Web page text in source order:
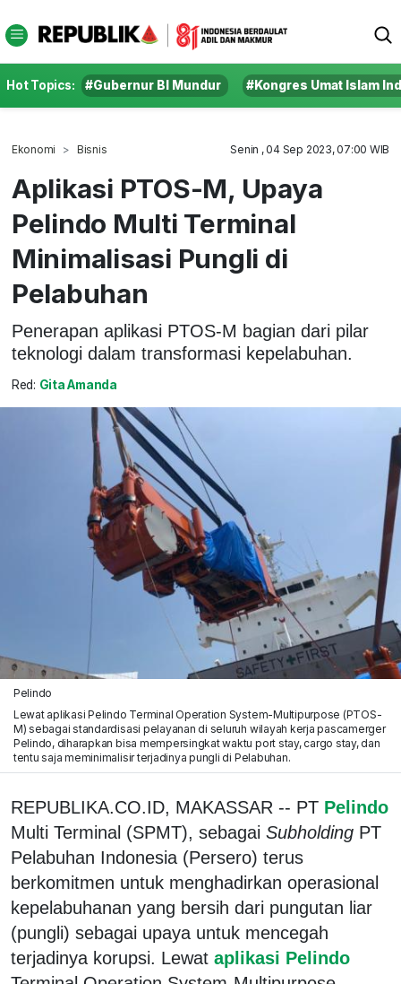
Hot Topics: #Gubernur BI Mundur #Kongres Umat Islam
Ekonomi Bisnis Senin , 04 Sep 2023, 07:00 WIB
Aplikasi PTOS-M, Upaya
Pelindo Multi Terminal
Minimalisasi Pungli di
Pelabuhan
Penerapan aplikasi PTOS-M bagian dari pilar
teknologi dalam transformasi kepelabuhan.
Red: Gita Amanda
Pelindo
Lewat aplikasi Pelindo Terminal Operation System-Multipurpose (PTOS-
M) sebagai standardisasi pelayanan di seluruh wilayah kerja pascamerger
Pelindo, diharapkan bisa mempersingkat waktu port stay, cargo stay, dan
tentu saja meminimalisir terjadinya pungli di Pelabuhan.
REPUBLIKA.CO.ID, MAKASSAR -- PT Pelindo
Multi Terminal (SPMT), sebagai Subholding PT
Pelabuhan Indonesia (Persero) terus
berkomitmen untuk menghadirkan operasional
kepelabuhanan yang bersih dari pungutan liar
(pungli) sebagai upaya untuk mencegah
terjadinya korupsi. Lewat aplikasi Pelindo